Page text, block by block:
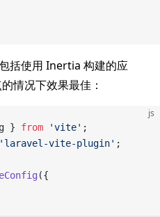
括使用 Inertia 构建的应
情况下效果最佳：
js
} from 'vite' ;
vite-plugin' ;
({